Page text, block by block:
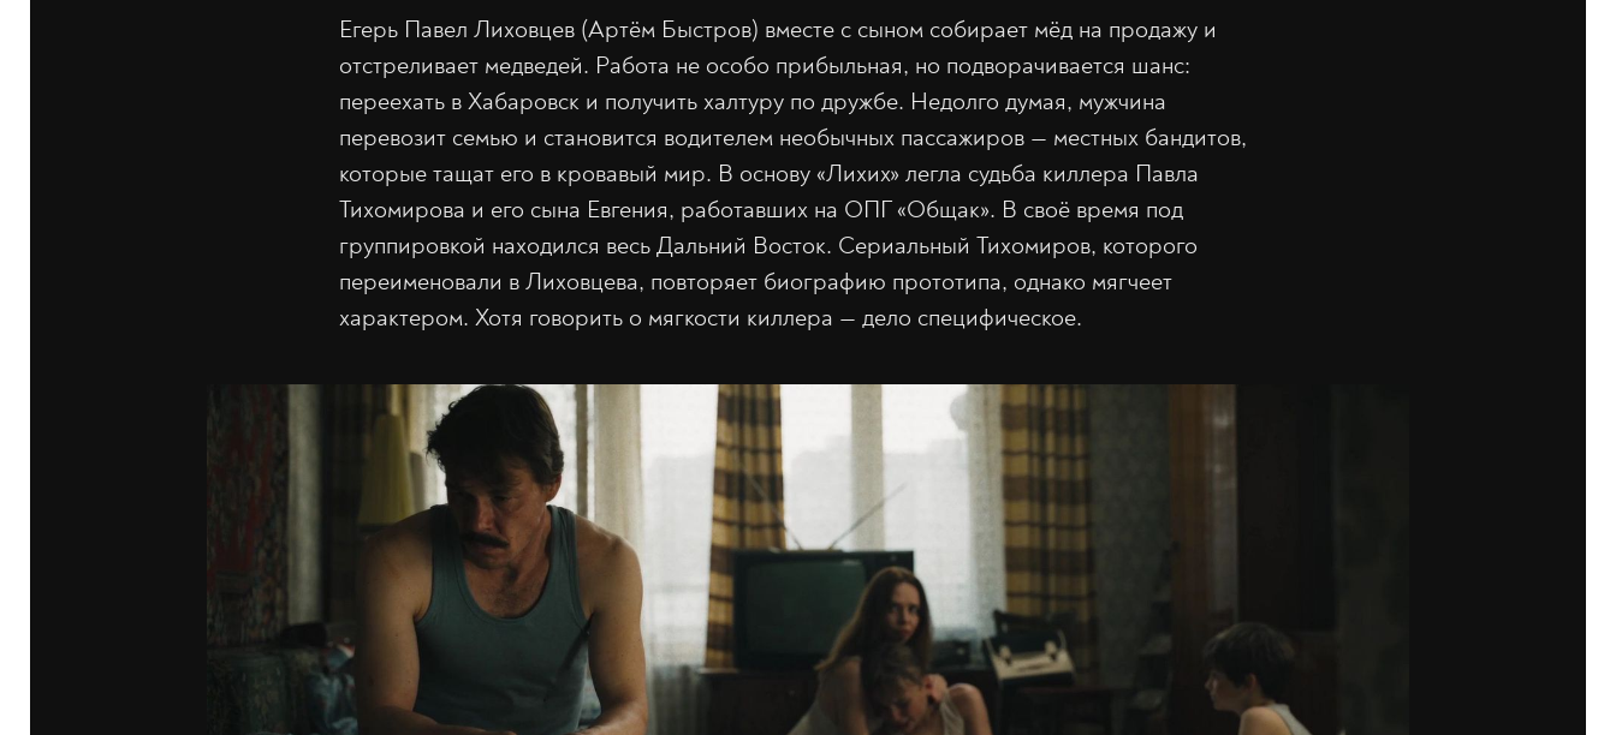
Егерь Павел Лиховцев (Артём Быстров) вместе с сыном собирает мёд на продажу и
отстреливает медведей. Работа не особо прибыльная, но подворачивается шанс:
переехать в Хабаровск и получить халтуру по дружбе. Недолго думая, мужчина
перевозит семью и становится водителем необычных пассажиров — местных бандитов,
которые тащат его в кровавый мир. В основу «Лихих» легла судьба киллера Павла
Тихомирова и его сына Евгения, работавших на ОПГ «Общак». В своё время под
группировкой находился весь Дальний Восток. Сериальный Тихомиров, которого
переименовали в Лиховцева, повторяет биографию прототипа, однако мягчеет
характером. Хотя говорить о мягкости киллера — дело специфическое.